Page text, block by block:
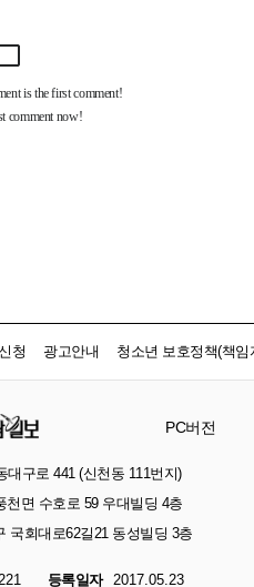
청 광고안내 청소년 보호정책(책임
PC버전
구로 441 (신천동 111번지)
면 수호로 59 우대빌딩 4층
국회대로62길21 동성빌딩 3층
등록일자 2017.05.23